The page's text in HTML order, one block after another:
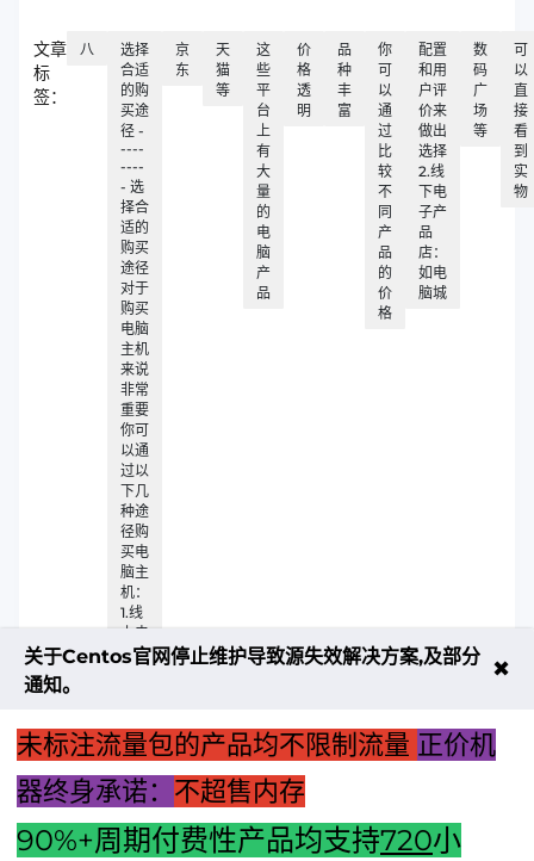
文章
标
签：
八
选择
合适
的购
买途
径 -
----
----
- 选
择合
适的
购买
途径
对于
购买
电脑
主机
来说
非常
重要
你可
以通
过以
下几
种途
径购
买电
脑主
机：
1.线
上电
商平
京
东
天
猫
等
这
些
平
台
上
有
大
量
的
电
脑
产
品
价
格
透
明
品
种
丰
富
你
可
以
通
过
比
较
不
同
产
品
的
价
格
配置
和用
户评
价来
做出
选择
2.线
下电
子产
品
店：
如电
脑城
数
码
广
场
等
可
以
直
接
看
到
实
物
关于Centos官网停止维护导致源失效解决方案,及部分
通知。
✖
未标注流量包的产品均不限制流量 正价机
器终身承诺： 不超售内存
90%+周期付费性产品均支持720小